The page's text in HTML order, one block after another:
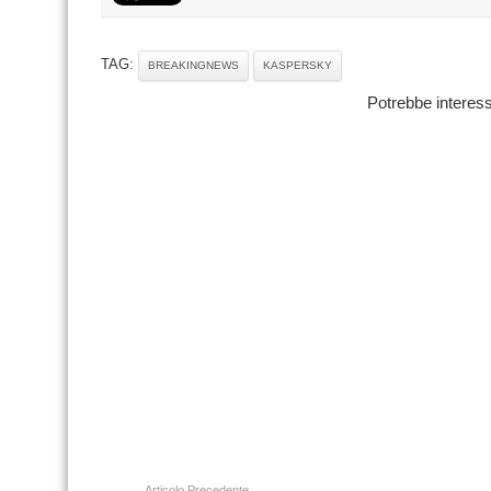
TAG: BREAKINGNEWS KASPERSKY
Potrebbe